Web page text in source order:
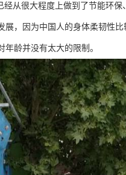
从很大程度上做到了节能环保
展，因为中国人的身体柔韧性
龄并没有太大的限制。